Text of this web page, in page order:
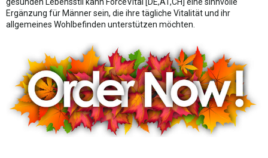
Ergänzung für Männer sein, die ihre tägliche Vitalität und ihr
allgemeines Wohlbefinden unterstützen möchten.